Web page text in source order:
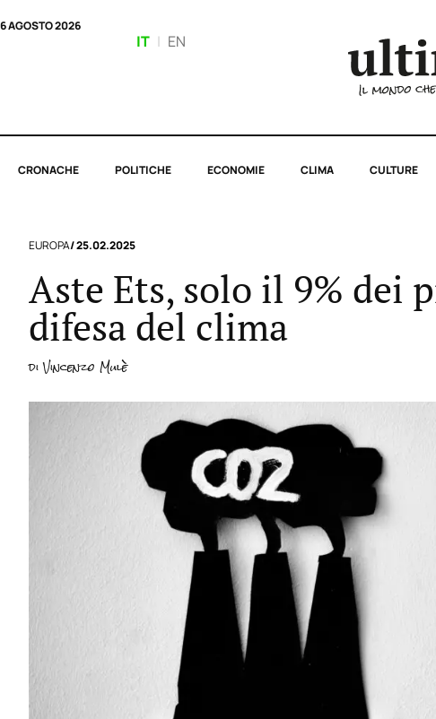
6 AGOSTO 2026
IT | EN
CRONACHE POLITICHE ECONOMIE CLIMA CULTURE
EUROPA/ 25.02.2025
Aste Ets, solo il 9% dei
difesa del clima
diVincenzo Mulè